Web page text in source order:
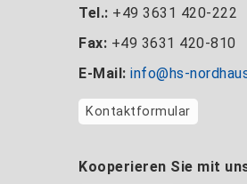
Tel.: +49 3631 420-222
Fax: +49 3631 420-810
E-Mail: info@hs-
Kontaktformular
Kooperieren Sie mit